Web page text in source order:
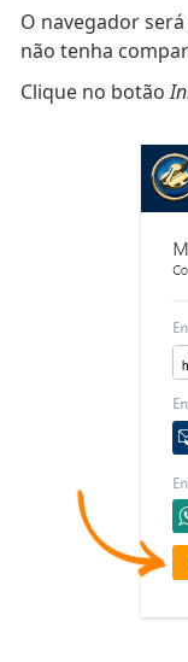
O navegador
não tenha
Clique no botão